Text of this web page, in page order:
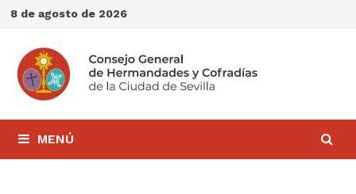
Saltar
contenido
8 de agosto de 2026
MENÚ